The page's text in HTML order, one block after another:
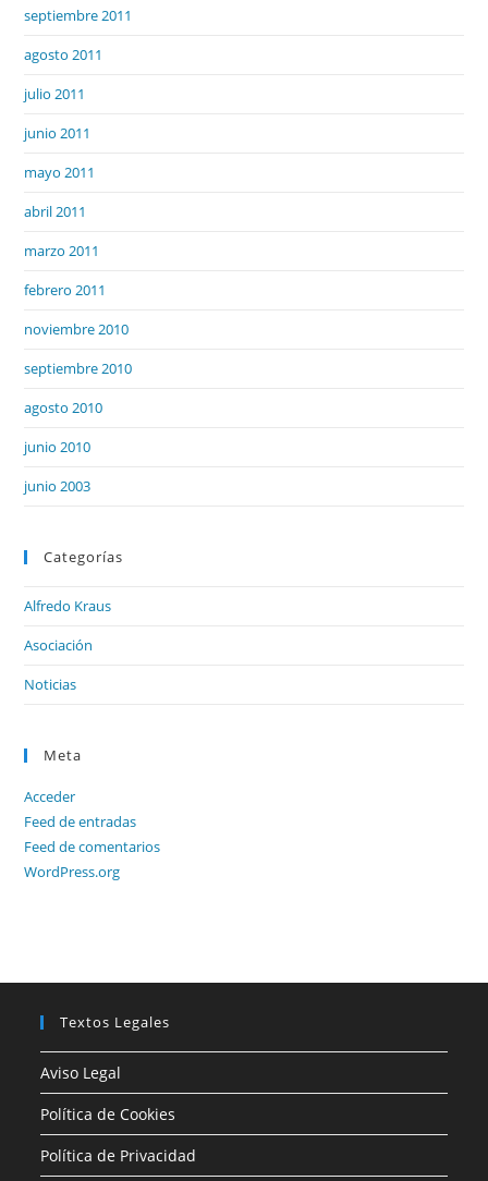
septiembre 2011
agosto 2011
julio 2011
junio 2011
mayo 2011
abril 2011
marzo 2011
febrero 2011
noviembre 2010
septiembre 2010
agosto 2010
junio 2010
junio 2003
Categorías
Alfredo Kraus
Asociación
Noticias
Meta
Acceder
Feed de entradas
Feed de comentarios
WordPress.org
Textos Legales
Aviso Legal
Política de Cookies
Política de Privacidad